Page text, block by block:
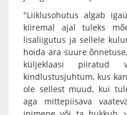
"Liiklusohutus algab
kiiremal ajal tuleks
lisaliigutus ja sellele
hoida ära suure
küljeklaasi piiratud
kindlustusjuhtum, kus
ole sellest muud, kui
aga mittepiisava